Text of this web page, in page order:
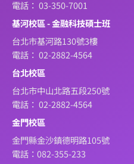
電話： 03-350-7001
基河校區 - 金融科技碩士班
台北市基河路130號3樓
電話： 02-2882-4564
台北校區
台北市中山北路五段250號
電話： 02-2882-4564
金門校區
金門縣金沙鎮德明路105號
電話：082-355-233